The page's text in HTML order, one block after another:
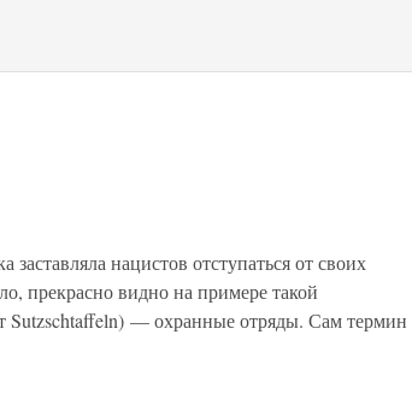
нацистов отступаться от своих
прекрасно видно на примере такой
Sutzschtaffeln) — охранные отряды. Сам термин